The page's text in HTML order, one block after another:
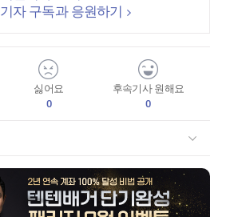
기자 구독과 응원하기
싫어요
0
후속기사 원해요
0